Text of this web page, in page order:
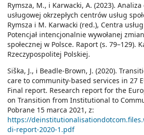
Rymsza, M., i Karwacki, A. (2023). Analiza
usługowej okrzepłych centrów usług
Rymsza i M. Karwacki (red.), Centra
Potencjał intencjonalnie wywołanej
społecznej w Polsce. Raport (s. 79–129).
Rzeczypospolitej Polskiej.
Siška, J., i Beadle-Brown, J. (2020).
care to community-based services in 27
Final report. Research report for the
on Transition from Institutional to
Pobrane 15 marca 2021, z:
https://
di-report-2020-1.pdf